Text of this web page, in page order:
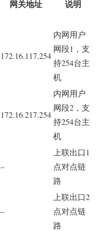
网关地址 说明
172.16.117.254
内网用户
网段1，支
持254台主
机
172.16.217.254
内网用户
网段2，支
持254台主
机
–
上联出口1
点对点链
路
–
上联出口2
点对点链
路